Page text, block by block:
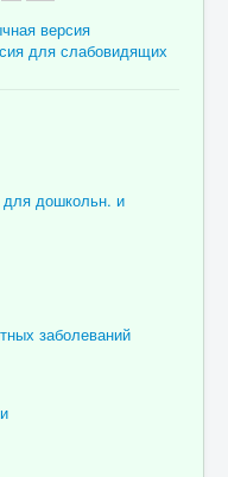
версия
для слабовидящих
для дошкольн. и
заболеваний